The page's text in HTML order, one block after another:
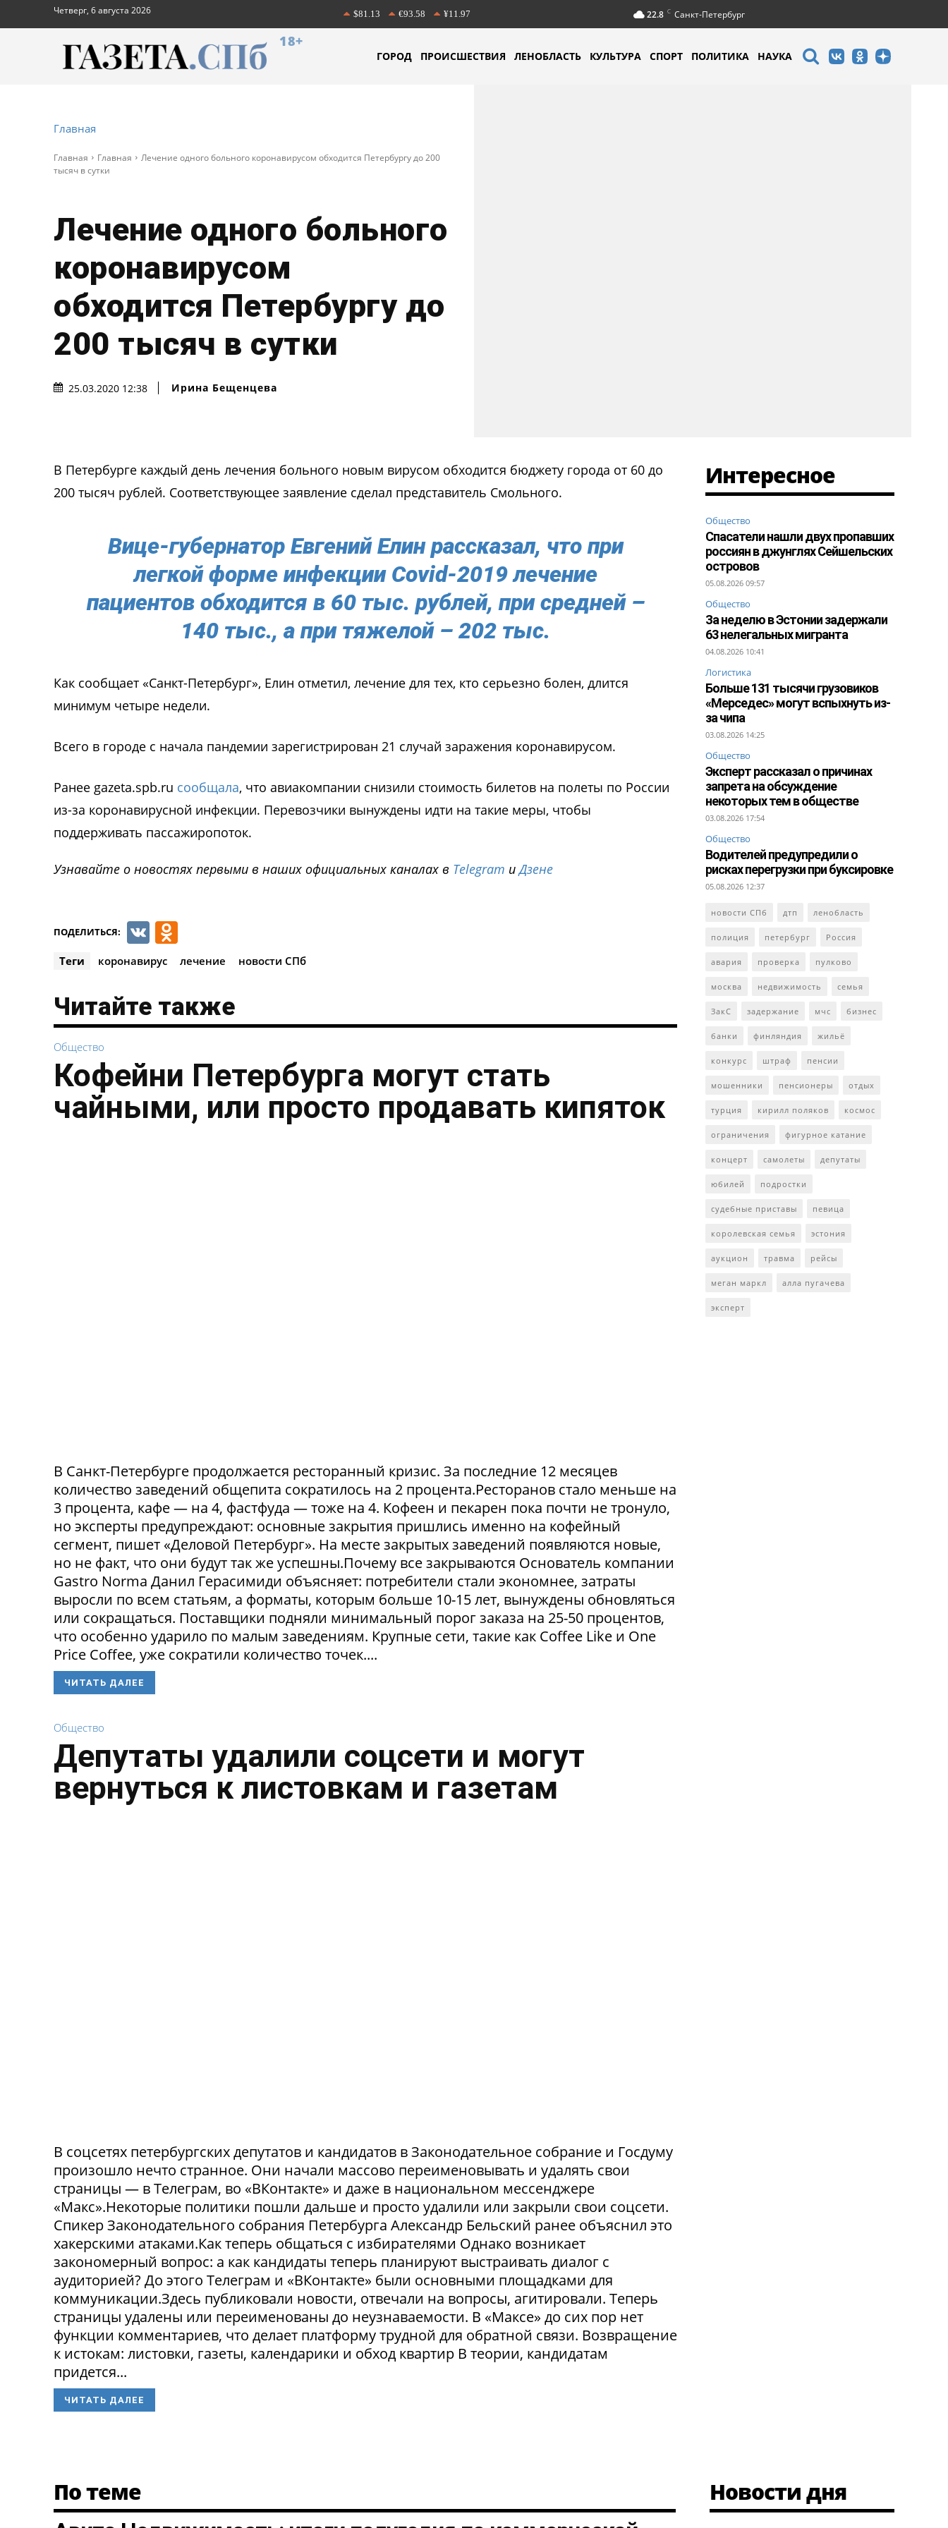
Четверг, 6 августа 2026 $81.13 €93.58 ¥11.97 22.8 C Санкт-Петербург
18+
ГОРОД ПРОИСШЕСТВИЯ ЛЕНОБЛАСТЬ КУЛЬТУРА СПОРТ ПОЛИТИКА НАУКА
Главная
Главная Главная
Лечение одного больного коронавирусом обходится Петербургу до 200
тысяч в сутки
Лечение одного больного
коронавирусом
обходится Петербургу до
200 тысяч в сутки
25.03.2020 12:38 Ирина Бещенцева
В Петербурге каждый день лечения больного новым вирусом обходится бюджету города от 60 до
200 тысяч рублей. Соответствующее заявление сделал представитель Смольного.
Вице-губернатор Евгений Елин рассказал, что при
легкой форме инфекции Сovid-2019 лечение
пациентов обходится в 60 тыс. рублей, при средней –
140 тыс., а при тяжелой – 202 тыс.
Как сообщает «Санкт-Петербург», Елин отметил, лечение для тех, кто серьезно болен, длится
минимум четыре недели.
Всего в городе с начала пандемии зарегистрирован 21 случай заражения коронавирусом.
Ранее gazeta.spb.ru сообщала, что авиакомпании снизили стоимость билетов на полеты по России
из-за коронавирусной инфекции. Перевозчики вынуждены идти на такие меры, чтобы
поддерживать пассажиропоток.
Узнавайте о новостях первыми в наших официальных каналах в Telegram иДзене
ПОДЕЛИТЬСЯ: VK
Теги коронавирус лечение новости СПб
Читайте также
Общество
Кофейни Петербурга могут стать
чайными, или просто продавать кипяток
В Санкт-Петербурге продолжается ресторанный кризис. За последние 12 месяцев
количество заведений общепита сократилось на 2 процента.Ресторанов стало меньше на
3 процента, кафе — на 4, фастфуда — тоже на 4. Кофеен и пекарен пока почти не тронуло,
но эксперты предупреждают: основные закрытия пришлись именно на кофейный
сегмент, пишет «Деловой Петербург». На месте закрытых заведений появляются новые,
но не факт, что они будут так же успешны.Почему все закрываются Основатель компании
Gastro Norma Данил Герасимиди объясняет: потребители стали экономнее, затраты
выросли по всем статьям, а форматы, которым больше 10-15 лет, вынуждены обновляться
или сокращаться. Поставщики подняли минимальный порог заказа на 25-50 процентов,
что особенно ударило по малым заведениям. Крупные сети, такие как Coffee Like и One
Price Coffee, уже сократили количество точек....
ЧИТАТЬ ДАЛЕЕ
Общество
Депутаты удалили соцсети и могут
вернуться к листовкам и газетам
В соцсетях петербургских депутатов и кандидатов в Законодательное собрание и Госдуму
произошло нечто странное. Они начали массово переименовывать и удалять свои
страницы — в Телеграм, во «ВКонтакте» и даже в национальном мессенджере
«Макс».Некоторые политики пошли дальше и просто удалили или закрыли свои соцсети.
Спикер Законодательного собрания Петербурга Александр Бельский ранее объяснил это
хакерскими атаками.Как теперь общаться с избирателями Однако возникает
закономерный вопрос: а как кандидаты теперь планируют выстраивать диалог с
аудиторией? До этого Телеграм и «ВКонтакте» были основными площадками для
коммуникации.Здесь публиковали новости, отвечали на вопросы, агитировали. Теперь
страницы удалены или переименованы до неузнаваемости. В «Максе» до сих пор нет
функции комментариев, что делает платформу трудной для обратной связи. Возвращение
к истокам: листовки, газеты, календарики и обход квартир В теории, кандидатам
придется...
ЧИТАТЬ ДАЛЕЕ
Интересное
Общество
Спасатели нашли двух пропавших
россиян в джунглях Сейшельских
островов
05.08.2026 09:57
Общество
За неделю в Эстонии задержали
63 нелегальных мигранта
04.08.2026 10:41
Логистика
Больше 131 тысячи грузовиков
«Мерседес» могут вспыхнуть из-
за чипа
03.08.2026 14:25
Общество
Эксперт рассказал о причинах
запрета на обсуждение
некоторых тем в обществе
03.08.2026 17:54
Общество
Водителей предупредили о
рисках перегрузки при буксировке
05.08.2026 12:37
новости СПб дтп ленобласть
полиция петербург Россия
авария проверка пулково
москва недвижимость семья
ЗакС задержание мчс бизнес
банки финляндия жильё
конкурс штраф пенсии
мошенники пенсионеры отдых
турция кирилл поляков космос
ограничения фигурное катание
концерт самолеты депутаты
юбилей подростки
судебные приставы певица
королевская семья эстония
аукцион травма рейсы
меган маркл алла пугачева
эксперт
Новости дня
По теме